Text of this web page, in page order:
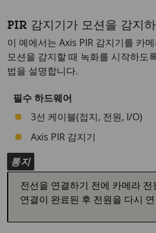
PIR 감지기가 모션을 감지
이 예에서는 Axis PIR 감지기를 카
모션을 감지할 때 녹화를 시작하도
법을 설명합니다.
필수 하드웨어
3선 케이블(접지, 전원, I/O)
Axis PIR 감지기
통지
전선을 연결하기 전에 카메라
연결이 완료된 후 전원을 다시